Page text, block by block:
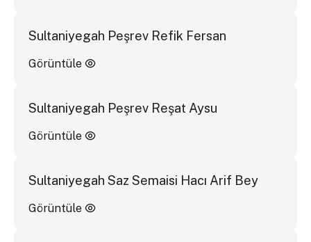
Sultaniyegah Peşrev Refik Fersan
Görüntüle
Sultaniyegah Peşrev Reşat Aysu
Görüntüle
Sultaniyegah Saz Semaisi Hacı Arif Bey
Görüntüle